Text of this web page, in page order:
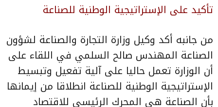
تأكيد على الإستراتيجية الوطنية للصناعة
من جانبه أكد وكيل وزارة التجارة والصناعة لشؤون
الصناعة المهندس صالح السلمي في اللقاء على
أن الوزارة تعمل حاليا على آلية تفعيل وتبسيط
الإستراتيجية الوطنية للصناعة انطلاقا من إيمانها
بأن الصناعة هي المحرك الرئيسي للاقتصاد